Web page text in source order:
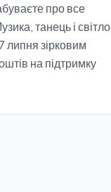
про все
танець і світло
липня зірковим
на підтримку